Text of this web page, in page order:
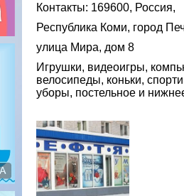
Контакты: 169600, Россия,
Республика Коми, город
улица Мира, дом 8
Игрушки, видеоигры,
велосипеды, коньки,
уборы, постельное и